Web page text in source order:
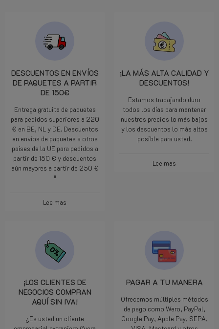
DESCUENTOS EN ENVÍOS
DE PAQUETES A PARTIR
DE 150€
Entrega gratuita de paquetes
para pedidos superiores a 220
€ en BE, NL y DE. Descuentos
en envíos de paquetes a otros
países de la UE para pedidos a
partir de 150 € y descuentos
aún mayores a partir de 250 €
*
Lee mas
¡LA MÁS ALTA CALIDAD Y
DESCUENTOS!
Estamos trabajando duro
todos los días para mantener
nuestros precios lo más bajos
y los descuentos lo más altos
posible para usted.
Lee mas
¡LOS CLIENTES DE
NEGOCIOS COMPRAN
AQUÍ SIN IVA!
¿Es usted un cliente
PAGAR A TU MANERA
Ofrecemos múltiples métodos
de pago como Wero, PayPal,
Google Pay, Apple Pay, SEPA,